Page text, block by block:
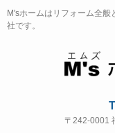
M'sホームはリフォーム全
社です。
〒242-0001